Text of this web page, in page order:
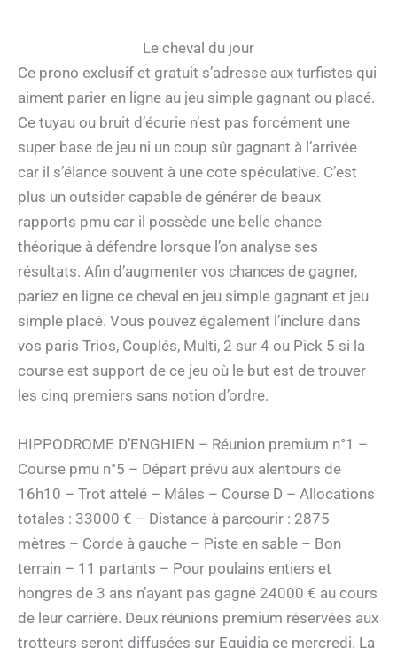
Le cheval du jour
Ce prono exclusif et gratuit s’adresse aux turfistes qui
aiment parier en ligne au jeu simple gagnant ou placé.
Ce tuyau ou bruit d’écurie n’est pas forcément une
super base de jeu ni un coup sûr gagnant à l’arrivée
car il s’élance souvent à une cote spéculative. C’est
plus un outsider capable de générer de beaux
rapports pmu car il possède une belle chance
théorique à défendre lorsque l’on analyse ses
résultats. Afin d’augmenter vos chances de gagner,
pariez en ligne ce cheval en jeu simple gagnant et jeu
simple placé. Vous pouvez également l’inclure dans
vos paris Trios, Couplés, Multi, 2 sur 4 ou Pick 5 si la
course est support de ce jeu où le but est de trouver
les cinq premiers sans notion d’ordre.
HIPPODROME D’ENGHIEN – Réunion premium n°1 –
Course pmu n°5 – Départ prévu aux alentours de
16h10 – Trot attelé – Mâles – Course D – Allocations
totales : 33000 € – Distance à parcourir : 2875
mètres – Corde à gauche – Piste en sable – Bon
terrain – 11 partants – Pour poulains entiers et
hongres de 3 ans n’ayant pas gagné 24000 € au cours
de leur carrière. Deux réunions premium réservées aux
trotteurs seront diffusées sur Equidia ce mercredi. La